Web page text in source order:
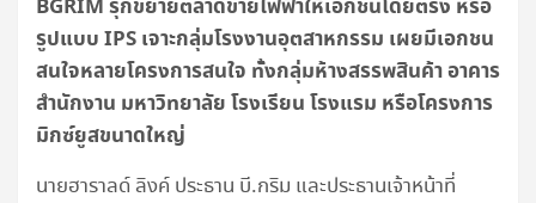
BGRIM รุกขยายตลาดขายไฟฟ้าให้เอกชนโดยตรง หรือ
รูปแบบ IPS เจาะกลุ่มโรงงานอุตสาหกรรม เผยมีเอกชน
สนใจหลายโครงการสนใจ ทั้งกลุ่มห้างสรรพสินค้า อาคาร
สำนักงาน มหาวิทยาลัย โรงเรียน โรงแรม หรือโครงการ
มิกซ์ยูสขนาดใหญ่
นายฮาราลด์ ลิงค์ ประธาน บี.กริม และประธานเจ้าหน้าที่